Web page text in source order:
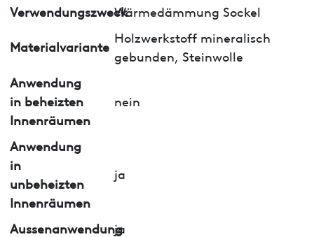
VerwendungszweckWärmedämmung Sockel
Materialvariante
Holzwerkstoff mineralisch
gebunden, Steinwolle
Anwendung
in beheizten
Innenräumen
nein
Anwendung
in
unbeheizten
Innenräumen
ja
Aussenanwendung
ja